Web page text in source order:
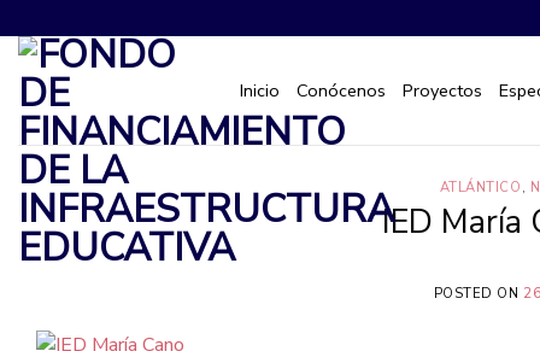
al
contenido
Inicio Conócenos Proyectos
ATLÁNTICO ,
IED María
POSTED ON